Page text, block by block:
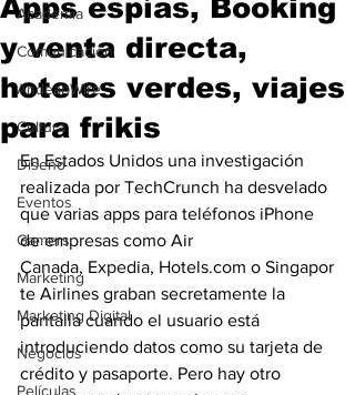
Academia
Comunicación
AndeanWire
Cultura
Diseño
Eventos
Gamers
Marketing
Marketing Digital
Negocios
Películas
Apps espías, Booking
y venta directa,
hoteles verdes, viajes
para frikis
En Estados Unidos una investigación
realizada por TechCrunch ha desvelado
que varias apps para teléfonos iPhone
de empresas como Air
Canada, Expedia, Hotels.com o Singapor
te Airlines graban secretamente la
pantalla cuando el usuario está
introduciendo datos como su tarjeta de
crédito y pasaporte. Pero hay otro